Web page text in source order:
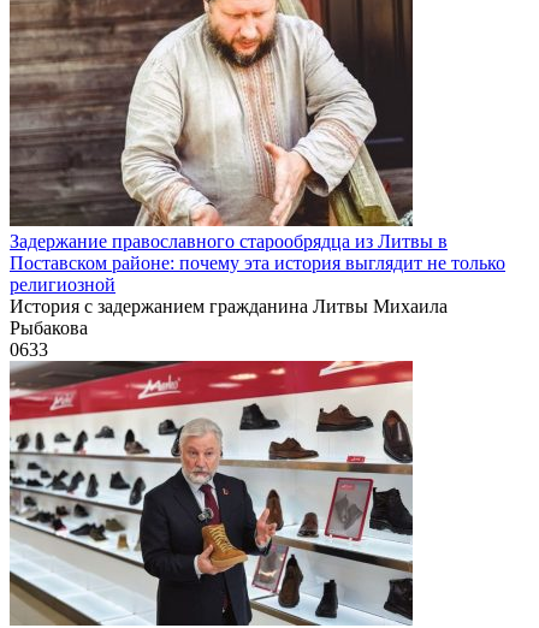
Задержание православного старообрядца из Литвы в
Поставском районе: почему эта история выглядит не только
религиозной
История с задержанием гражданина Литвы Михаила
Рыбакова
0633